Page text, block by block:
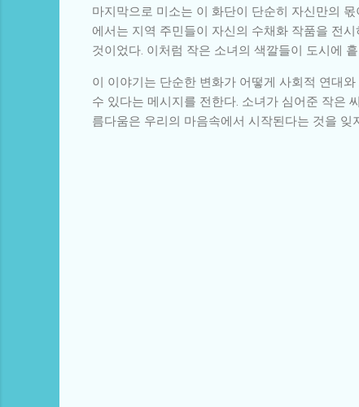
마지막으로 미소는 이 화단이 단순히 자신만의
에서는 지역 주민들이 자신의 수채화 작품을 전
것이었다. 이처럼 작은 소녀의 색깔들이 도시에
이 이야기는 단순한 변화가 어떻게 사회적 연대
수 있다는 메시지를 전한다. 소녀가 심어준 작은
름다움은 우리의 마음속에서 시작된다는 것을 잊